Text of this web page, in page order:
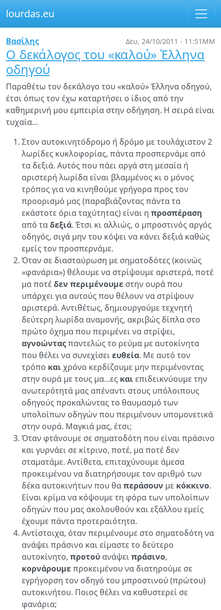
lourdas.eu
προς
το
κυρίως
περιεχόμενο
Δευ, 24/10/2011 - 11:51ΜΜ
Βασίλης
Ο δεκάλογος του «καλού» Έλληνα
οδηγού
Παραθέτω τον δεκάλογο του «καλού» Έλληνα οδηγού,
έτσι όπως τον έχω καταρτήσει ο ίδιος από την
καθημερινή μου εμπειρία στην οδήγηση. Η σειρά είναι
τυχαία...
Στον αυτοκινητόδρομο ή δρόμο με τουλάχιστον 2
λωρίδες κυκλοφορίας, πάντα προσπερνάμε από
τα δεξιά. Αυτός που πάει αργά στη μεσαία ή
αριστερή λωρίδα είναι βλαμμένος κι ο μόνος
τρόπος για να κινηθούμε γρήγορα προς τον
προορισμό μας (παραβιάζοντας πάντα τα
εκάστοτε όρια ταχύτητας) είναι η προσπέραση
από ταδεξιά. Έτσι κι αλλιώς, ο μπροστινός αργός
οδηγός, σιγά μην του κόψει να κάνει δεξιά καθώς
εμείς τον προσπερνάμε.
Όταν σε διασταύρωση με σηματοδότες (κοινώς
«φανάρια») θέλουμε να στρίψουμε αριστερά, ποτέ
μα ποτέ δεν περιμένουμε στην ουρά που
υπάρχει για αυτούς που θέλουν να στρίψουν
αριστερά. Αντιθέτως, δημιουργούμε τεχνητή
δεύτερη λωρίδα αναμονής, ακριβώς δίπλα στο
πρώτο όχημα που περιμένει να στρίψει,
αγνοώνταςπαντελώς το ρεύμα με αυτοκίνητα
που θέλει να συνεχίσειευθεία. Με αυτό τον
τρόπο καιχρόνο κερδίζουμε μην περιμένοντας
στην ουρά με τους μα...ες καιεπιδεικνύουμε την
ανωτερότητά μας απέναντι στους υπόλοιπους
οδηγούς προκαλώντας το θαυμασμό των
υπολοίπων οδηγών που περιμένουν υπομονετικά
στην ουρά. Μαγκιά μας, έτσι;
Όταν φτάνουμε σε σηματοδότη που είναι πράσινο
και γυρνάει σε κίτρινο, ποτέ, μα ποτέ δεν
σταματάμε. Αντίθετα, επιταχύνουμε άμεσα
προκειμένου να διατηρήσουμε τον αριθμό των
δέκα αυτοκινήτων που θαπεράσουν με κόκκινο.
Είναι κρίμα να κόψουμε τη φόρα των υπολοίπων
οδηγών που μας ακολουθούν και εξάλλου εμείς
έχουμε πάντα προτεραιότητα.
Αντίστοιχα, όταν περιμένουμε στο σηματοδότη να
ανάψει πράσινο και είμαστε το δεύτερο
αυτοκίνητο, προτού ανάψειπράσινο,
κορνάρουμεπροκειμένου να διατηρούμε σε
εγρήγορση τον οδηγό του μπροστινού (πρώτου)
αυτοκινήτου. Ποιος θέλει να καθυστερεί σε
φανάρια;